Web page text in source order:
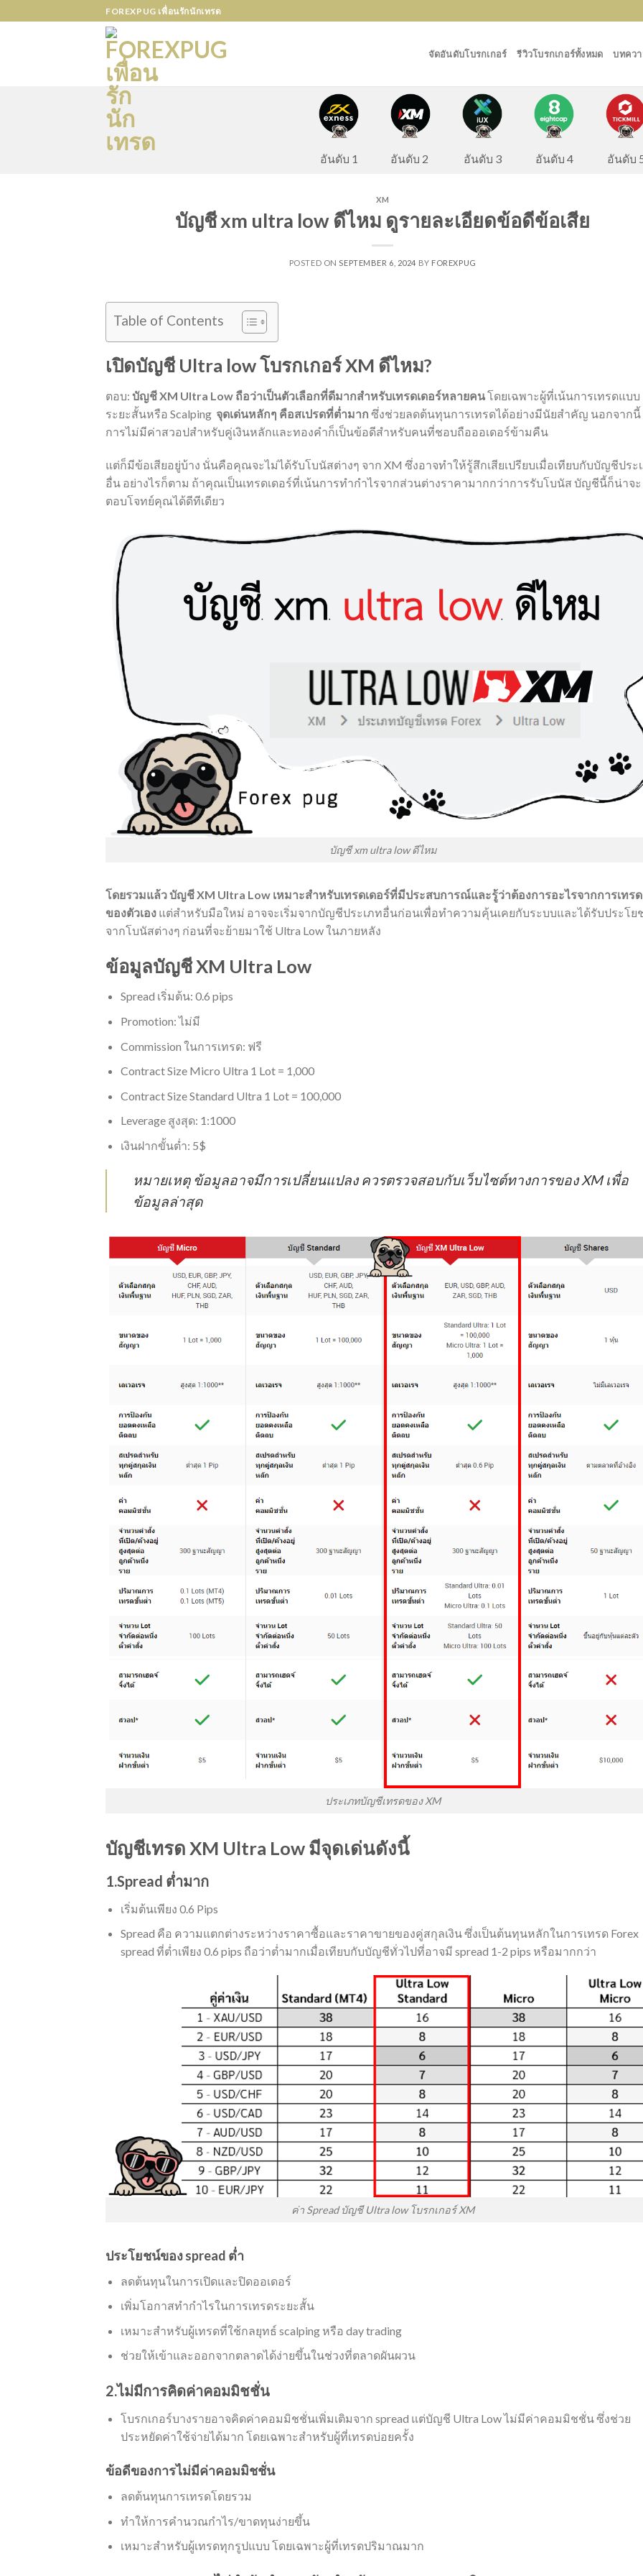
to
FOREXPUG เพื่อนรักนักเทรด
จัดอันดับโบรกเกอร์ รีวิวโบรกเกอร์ทั้งหมด บทคว
อันดับ 1 อันดับ 2 อันดับ 3 อันดับ 4 อันดับ
XM
บัญชี xm ultra low ดีไหม ดูรายละเอียดข้อดีข้อเสีย
POSTED ON SEPTEMBER 6, 2024 BY FOREXPUG
Table of Contents
เปิดบัญชี Ultra low โบรกเกอร์ XM ดีไหม?
ตอบ: บัญชี XM Ultra Low ถือว่าเป็นตัวเลือกที่ดีมากสำหรับเทรดเดอร์หลายคนโดยเฉพาะผู้ที่เน้นการเทรดแบบ
ระยะสั้นหรือ Scalping จุดเด่นหลักๆ คือสเปรดที่ต่ำมาก ซึ่งช่วยลดต้นทุนการเทรดได้อย่างมีนัยสำคัญ นอกจากนี้
การไม่มีค่าสวอปสำหรับคู่เงินหลักและทองคำก็เป็นข้อดีสำหรับคนที่ชอบถือออเดอร์ข้ามคืน
แต่ก็มีข้อเสียอยู่บ้าง นั่นคือคุณจะไม่ได้รับโบนัสต่างๆ จาก XM ซึ่งอาจทำให้รู้สึกเสียเปรียบเมื่อเทียบกับบัญชีประ
อื่น อย่างไรก็ตาม ถ้าคุณเป็นเทรดเดอร์ที่เน้นการทำกำไรจากส่วนต่างราคามากกว่าการรับโบนัส บัญชีนี้ก็น่าจะ
ตอบโจทย์คุณได้ดีทีเดียว
บัญชี xm ultra low ดีไหม
โดยรวมแล้ว บัญชี XM Ultra Low เหมาะสำหรับเทรดเดอร์ที่มีประสบการณ์และรู้ว่าต้องการอะไรจากการเทรด
ของตัวเอง แต่สำหรับมือใหม่ อาจจะเริ่มจากบัญชีประเภทอื่นก่อนเพื่อทำความคุ้นเคยกับระบบและได้รับประโย
จากโบนัสต่างๆ ก่อนที่จะย้ายมาใช้ Ultra Low ในภายหลัง
ข้อมูลบัญชี XM Ultra Low
Spread เริ่มต้น: 0.6 pips
Promotion: ไม่มี
Commission ในการเทรด: ฟรี
Contract Size Micro Ultra 1 Lot = 1,000
Contract Size Standard Ultra 1 Lot = 100,000
Leverage สูงสุด: 1:1000
เงินฝากขั้นต่ำ: 5$
หมายเหตุ ข้อมูลอาจมีการเปลี่ยนแปลง ควรตรวจสอบกับเว็บไซต์ทางการของ XM เพื่อ
ข้อมูลล่าสุด
ประเภทบัญชีเทรดของ XM
บัญชีเทรด XM Ultra Low มีจุดเด่นดังนี้
1.Spread ต่ำมาก
เริ่มต้นเพียง 0.6 Pips
Spread คือ ความแตกต่างระหว่างราคาซื้อและราคาขายของคู่สกุลเงิน ซึ่งเป็นต้นทุนหลักในการเทรด Forex
spread ที่ต่ำเพียง 0.6 pips ถือว่าต่ำมากเมื่อเทียบกับบัญชีทั่วไปที่อาจมี spread 1-2 pips หรือมากกว่า
ค่า Spread บัญชี Ultra low โบรกเกอร์ XM
ประโยชน์ของ spread ต่ำ
ลดต้นทุนในการเปิดและปิดออเดอร์
เพิ่มโอกาสทำกำไรในการเทรดระยะสั้น
เหมาะสำหรับผู้เทรดที่ใช้กลยุทธ์ scalping หรือ day trading
ช่วยให้เข้าและออกจากตลาดได้ง่ายขึ้นในช่วงที่ตลาดผันผวน
2.ไม่มีการคิดค่าคอมมิชชั่น
โบรกเกอร์บางรายอาจคิดค่าคอมมิชชั่นเพิ่มเติมจาก spread แต่บัญชี Ultra Low ไม่มีค่าคอมมิชชั่น ซึ่งช่วย
ประหยัดค่าใช้จ่ายได้มาก โดยเฉพาะสำหรับผู้ที่เทรดบ่อยครั้ง
ข้อดีของการไม่มีค่าคอมมิชชั่น
ลดต้นทุนการเทรดโดยรวม
ทำให้การคำนวณกำไร/ขาดทุนง่ายขึ้น
เหมาะสำหรับผู้เทรดทุกรูปแบบ โดยเฉพาะผู้ที่เทรดปริมาณมาก